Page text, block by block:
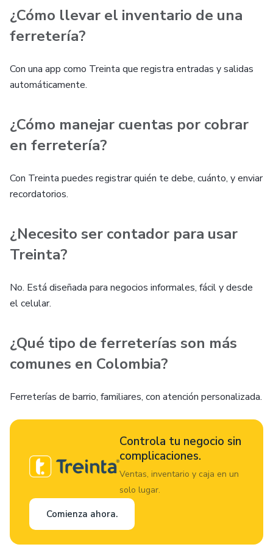
¿Cómo llevar el inventario de una
ferretería?
Con una app como Treinta que registra entradas y salidas
automáticamente.
¿Cómo manejar cuentas por cobrar
en ferretería?
Con Treinta puedes registrar quién te debe, cuánto, y enviar
recordatorios.
¿Necesito ser contador para usar
Treinta?
No. Está diseñada para negocios informales, fácil y desde
el celular.
¿Qué tipo de ferreterías son más
comunes en Colombia?
Ferreterías de barrio, familiares, con atención personalizada.
Controla tu negocio sin
complicaciones.
Ventas, inventario y caja en un
solo lugar.
Comienza ahora.